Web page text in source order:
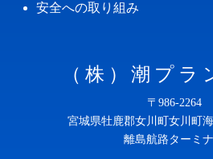
安全への取り組み
（株）潮プラ
〒986-2264
宮城県牡鹿郡女川町女川町
離島航路ターミ